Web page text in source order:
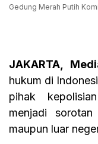
Gedung Merah Putih
JAKARTA,
hukum di
pihak
menjadi
maupun luar